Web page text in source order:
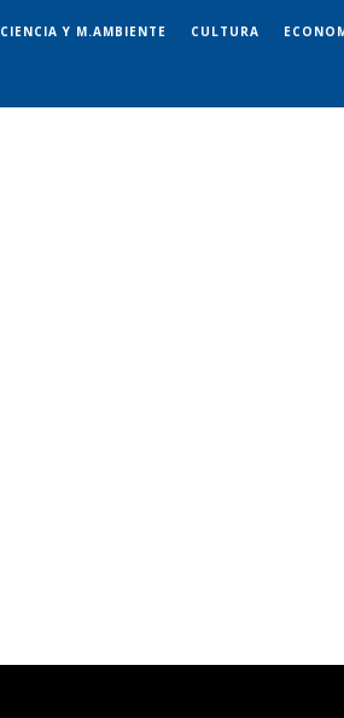
CIENCIA Y M.AMBIENTE CULTURA